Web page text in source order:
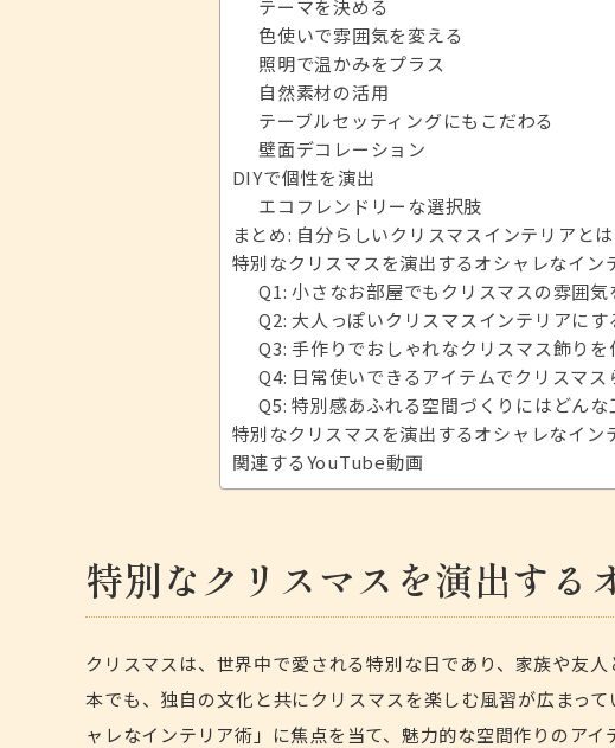
テーマを決める
色使いで雰囲気を変える
照明で温かみをプラス
自然素材の活用
テーブルセッティングにもこだわる
壁面デコレーション
DIYで個性を演出
エコフレンドリーな選択肢
まとめ: 自分らしいクリスマスインテリアとは
特別なクリスマスを演出するオシャレなイン
Q1: 小さなお部屋でもクリスマスの雰囲
Q2: 大人っぽいクリスマスインテリアに
Q3: 手作りでおしゃれなクリスマス飾りを
Q4: 日常使いできるアイテムでクリスマス
Q5: 特別感あふれる空間づくりにはどんな
特別なクリスマスを演出するオシャレなイン
関連するYouTube動画
特別なクリスマスを演出する
クリスマスは、世界中で愛される特別な日であり、家族や友
本でも、独自の文化と共にクリスマスを楽しむ風習が広まっ
ャレなインテリア術」に焦点を当て、魅力的な空間作りのアイ